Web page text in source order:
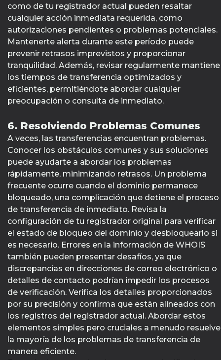
como de tu registrador actual pueden resaltar
cualquier acción inmediata requerida, como
autorizaciones pendientes o problemas potenciales.
Mantenerte alerta durante este período puede
prevenir retrasos imprevistos y proporcionar
tranquilidad. Además, revisar regularmente mantiene
los tiempos de transferencia optimizados y
eficientes, permitiéndote abordar cualquier
preocupación o consulta de inmediato.
6. Resolviendo Problemas Comunes
A veces, las transferencias encuentran problemas.
Conocer los obstáculos comunes y sus soluciones
puede ayudarte a abordar los problemas
rápidamente, minimizando retrasos. Un problema
frecuente ocurre cuando el dominio permanece
bloqueado, una complicación que detiene el proceso
de transferencia de inmediato. Revisa la
configuración de tu registrador original para verificar
el estado de bloqueo del dominio y desbloquearlo si
es necesario. Errores en la información de WHOIS
también pueden presentar desafíos, ya que
discrepancias en direcciones de correo electrónico o
detalles de contacto podrían impedir los procesos
de verificación. Verifica los detalles proporcionados
por su precisión y confirma que están alineados con
los registros del registrador actual. Abordar estos
elementos simples pero cruciales a menudo resuelve
la mayoría de los problemas de transferencia de
manera eficiente.